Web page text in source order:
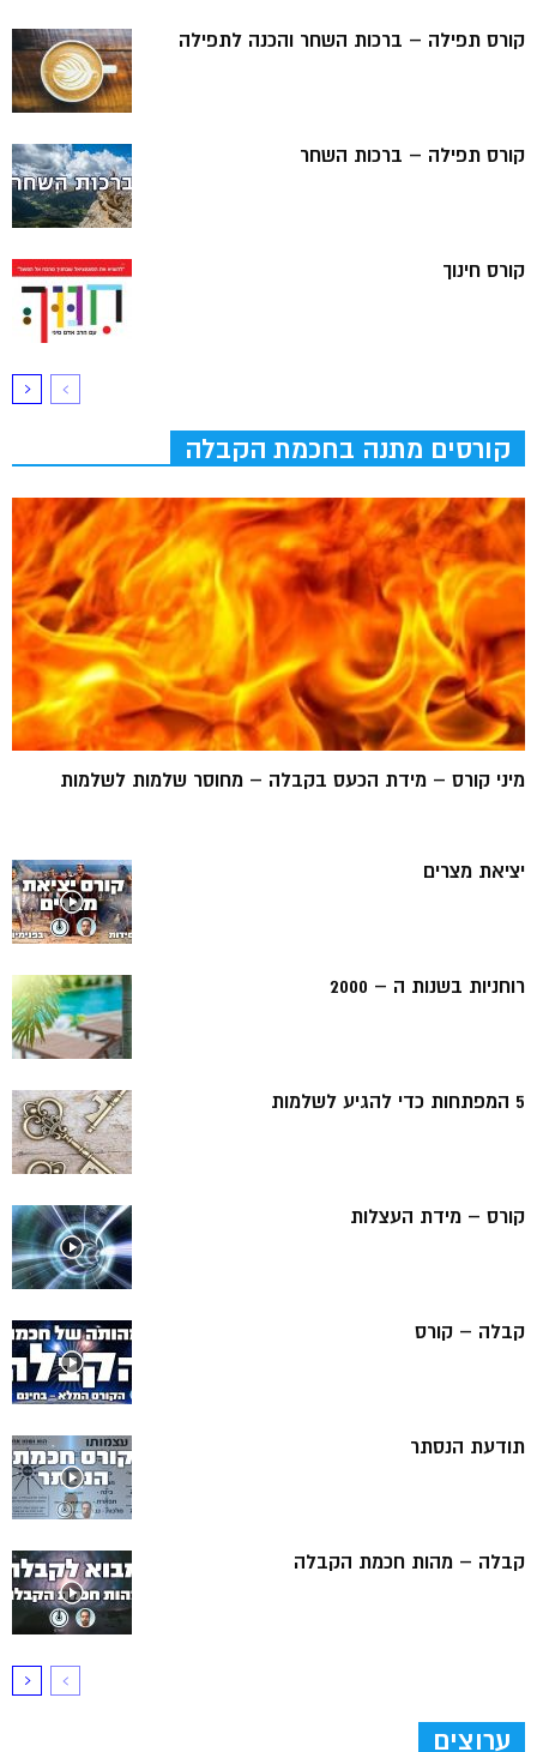
קורס תפילה – ברכות השחר והכנה לתפילה
קורס תפילה – ברכות השחר
קורס חינוך
קורסים מתנה בחכמת הקבלה
מיני קורס – מידת הכעס בקבלה – מחוסר שלמות לשלמות
יציאת מצרים
רוחניות בשנות ה – 2000
5 המפתחות כדי להגיע לשלמות
קורס – מידת העצלות
קבלה – קורס
תודעת הנסתר
קבלה – מהות חכמת הקבלה
ערוצים